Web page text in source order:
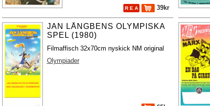
R E A 39kr
JAN LÅNGBENS OLYMPISKA
SPEL (1980)
Filmaffisch 32x70cm nyskick NM original
Olympiader